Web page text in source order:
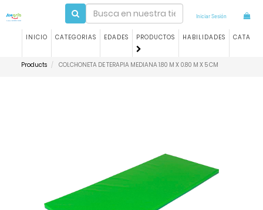
Iniciar Sesión
INICIO CATEGORIAS EDADES PRODUCTOS HABILIDADES
Products COLCHONETA DE TERAPIA MEDIANA 1.80 M X 0.80 M X 5 CM